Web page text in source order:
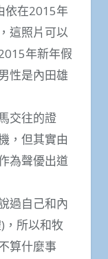
依在2015年
這照片可以
年新年假
性是內田雄
交往的證
，但其實由
為聲優出道
過自己和內
，所以和牧
算什麼事